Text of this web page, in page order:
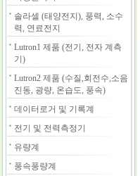
솔라셀 (태양전지), 풍력, 소수
력, 연료전지
Lutron1 제품 (전기, 전자 계측
기)
Lutron2 제품 (수질,회전수,소음
진동, 광량, 온습도, 풍속)
데이터로거 및 기록계
전기 및 전력측정기
유량계
풍속풍량계